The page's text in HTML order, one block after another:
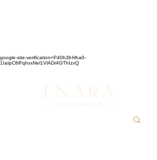
google-site-verification=P40h3ll-Hha0-
1IaIpC8iFqhxxNel1VlADr4GThIzxQ